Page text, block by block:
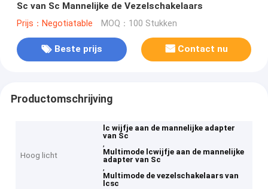
Sc van Sc Mannelijke de Vezelschakelaars
Prijs：Negotiatable MOQ：100 Stukken
Beste prijs Contact nu
Productomschrijving
Hoog licht
lc wijfje aan de mannelijke adapter
van Sc
,
Multimode lcwijfje aan de mannelijke
adapter van Sc
,
Multimode de vezelschakelaars van
lcsc